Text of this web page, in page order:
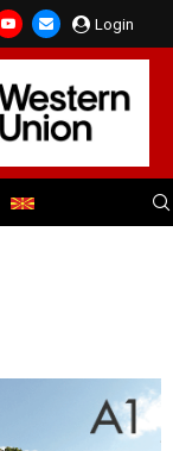
Login